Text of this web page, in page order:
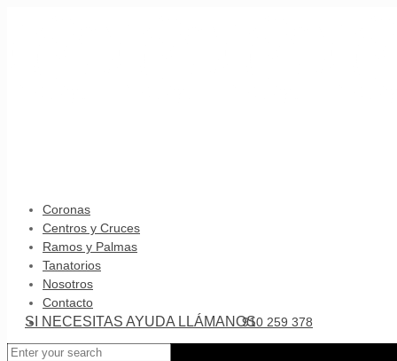
Coronas
Centros y Cruces
Ramos y Palmas
Tanatorios
Nosotros
Contacto
SI NECESITAS AYUDA LLÁMANOS910 259 378